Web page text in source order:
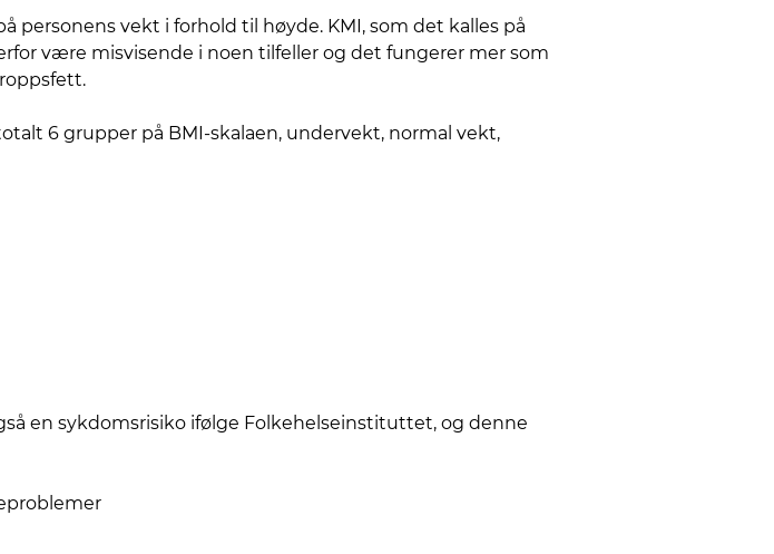
personens vekt i forhold til høyde. KMI, som det kalles på
være misvisende i noen tilfeller og det fungerer mer som
6 grupper på BMI-skalaen, undervekt, normal vekt,
en sykdomsrisiko ifølge Folkehelseinstituttet, og denne